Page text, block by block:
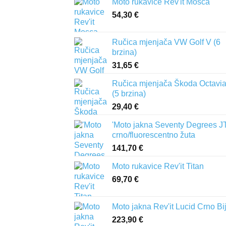
Moto rukavice Rev'it Mosca
54,30 €
Ručica mjenjača VW Golf V (6
brzina)
31,65 €
Ručica mjenjača Škoda Octavia
(5 brzina)
29,40 €
'Moto jakna Seventy Degrees
crno/fluorescentno žuta
141,70 €
Moto rukavice Rev'it Titan
69,70 €
Moto jakna Rev'it Lucid Crno
223,90 €